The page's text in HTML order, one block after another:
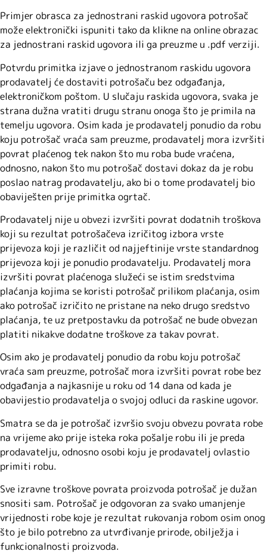
Primjer obrasca za jednostrani raskid ugovora potrošač
može elektronički ispuniti tako da klikne na online obrazac
za jednostrani raskid ugovora ili ga preuzme u .pdf verziji.
Potvrdu primitka izjave o jednostranom raskidu ugovora
prodavatelj će dostaviti potrošaču bez odgađanja,
elektroničkom poštom. U slučaju raskida ugovora, svaka je
strana dužna vratiti drugu stranu onoga što je primila na
temelju ugovora. Osim kada je prodavatelj ponudio da robu
koju potrošač vraća sam preuzme, prodavatelj mora izvršiti
povrat plaćenog tek nakon što mu roba bude vraćena,
odnosno, nakon što mu potrošač dostavi dokaz da je robu
poslao natrag prodavatelju, ako bi o tome prodavatelj bio
obaviješten prije primitka ogrtač.
Prodavatelj nije u obvezi izvršiti povrat dodatnih troškova
koji su rezultat potrošačeva izričitog izbora vrste
prijevoza koji je različit od najjeftinije vrste standardnog
prijevoza koji je ponudio prodavatelju. Prodavatelj mora
izvršiti povrat plaćenoga služeći se istim sredstvima
plaćanja kojima se koristi potrošač prilikom plaćanja, osim
ako potrošač izričito ne pristane na neko drugo sredstvo
plaćanja, te uz pretpostavku da potrošač ne bude obvezan
platiti nikakve dodatne troškove za takav povrat.
Osim ako je prodavatelj ponudio da robu koju potrošač
vraća sam preuzme, potrošač mora izvršiti povrat robe bez
odgađanja a najkasnije u roku od 14 dana od kada je
obavijestio prodavatelja o svojoj odluci da raskine ugovor.
Smatra se da je potrošač izvršio svoju obvezu povrata robe
na vrijeme ako prije isteka roka pošalje robu ili je preda
prodavatelju, odnosno osobi koju je prodavatelj ovlastio
primiti robu.
Sve izravne troškove povrata proizvoda potrošač je dužan
snositi sam. Potrošač je odgovoran za svako umanjenje
vrijednosti robe koje je rezultat rukovanja robom osim onog
što je bilo potrebno za utvrđivanje prirode, obilježja i
funkcionalnosti proizvoda.